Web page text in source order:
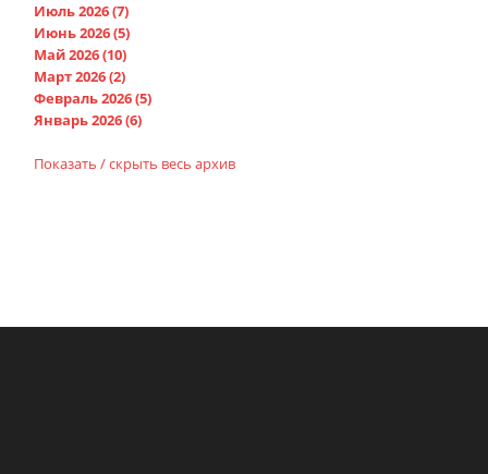
Июль 2026 (7)
Июнь 2026 (5)
Май 2026 (10)
Март 2026 (2)
Февраль 2026 (5)
Январь 2026 (6)
Показать / скрыть весь архив